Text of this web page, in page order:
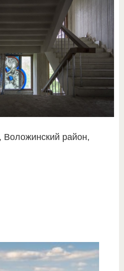
Воложинский район,